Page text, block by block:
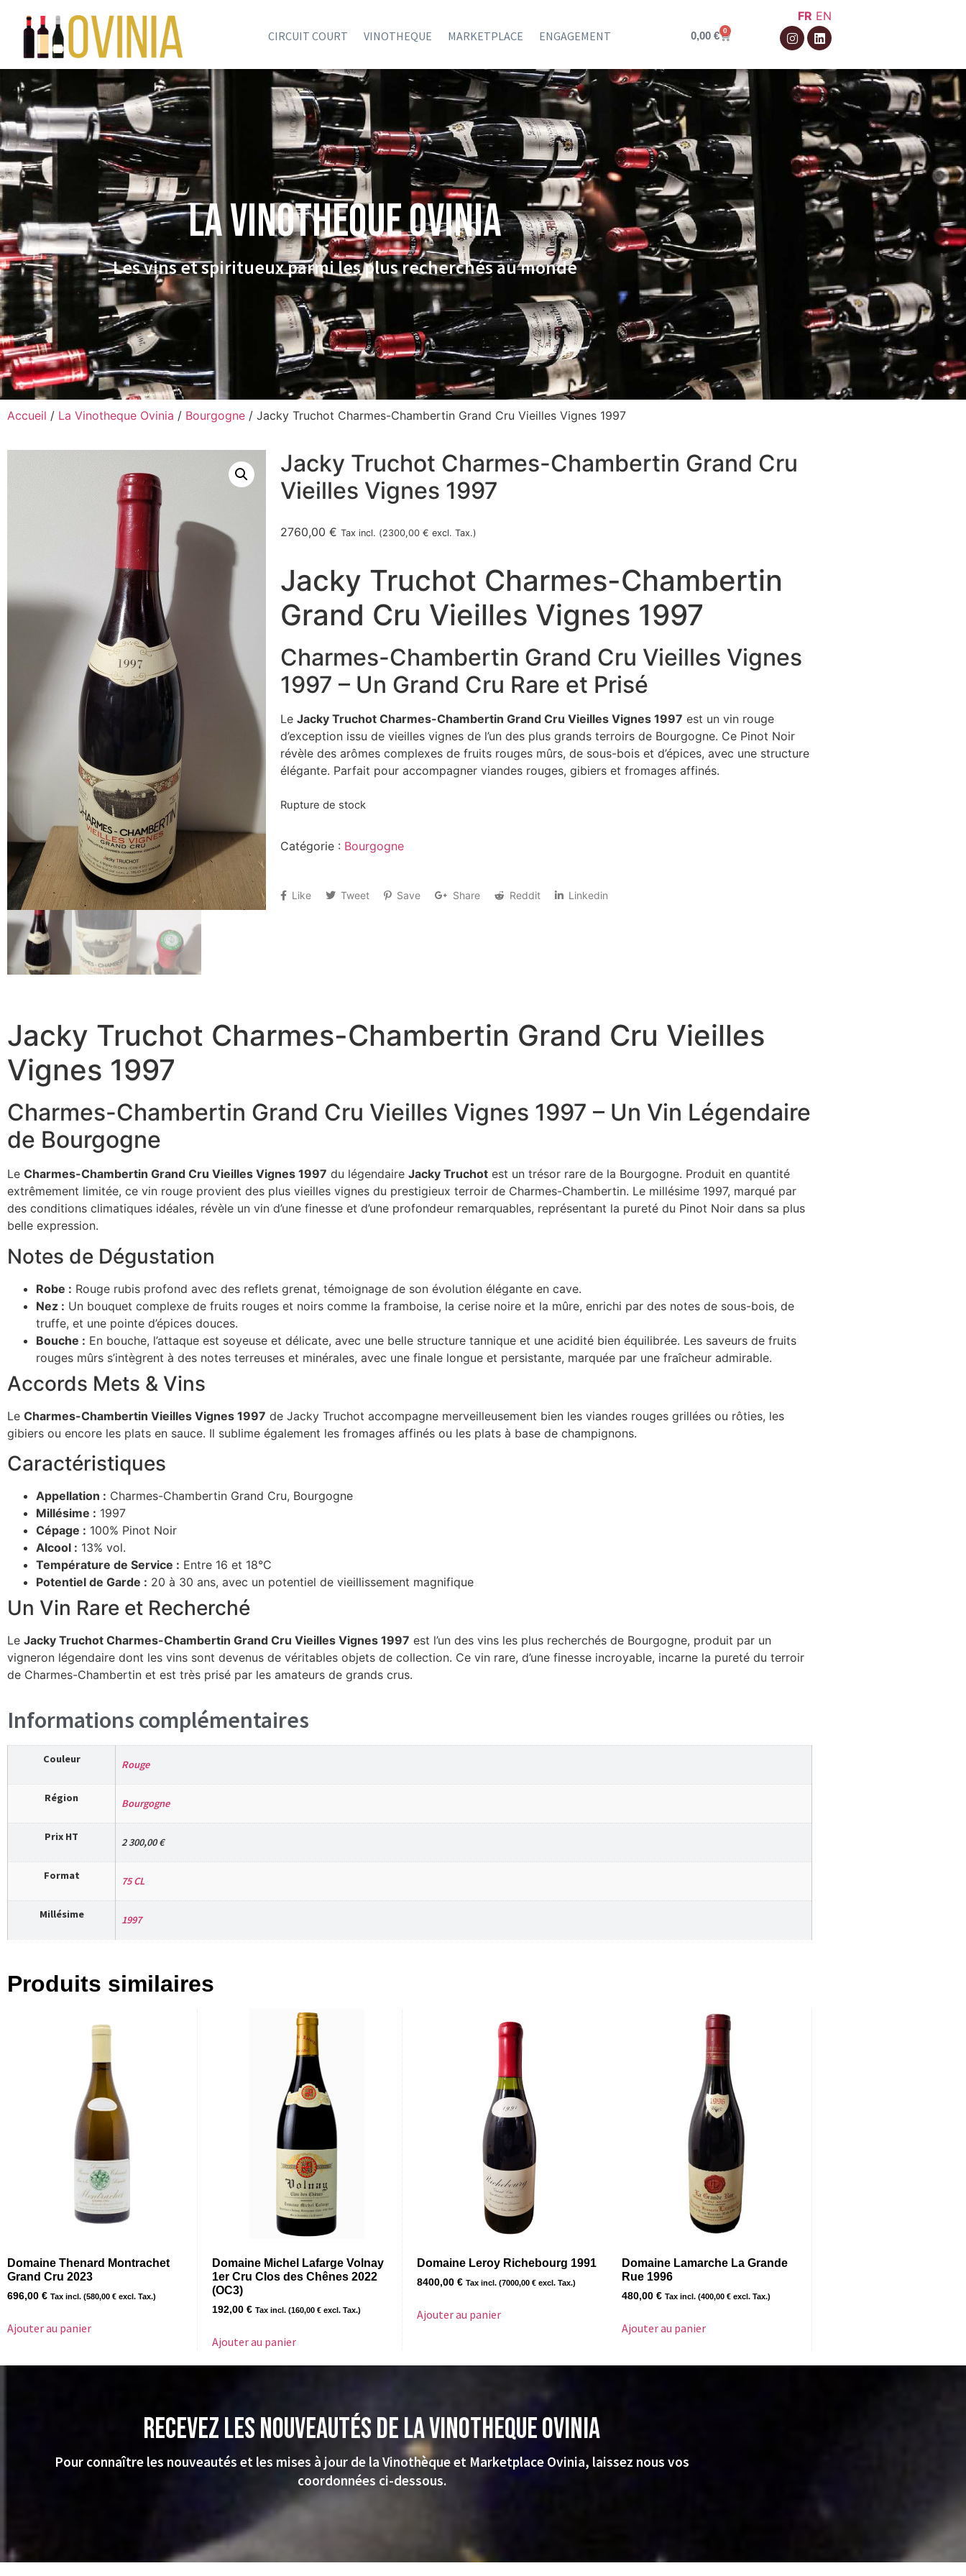
CIRCUIT COURT VINOTHEQUE MARKETPLACE ENGAGEMENT 0,00€ 0
FR EN
La VINOTHEQUE Ovinia
Les vins et spiritueux parmi les plus recherchés au monde
Accueil / La Vinotheque Ovinia / Bourgogne / Jacky Truchot Charmes-Chambertin Grand Cru Vieilles Vignes 1997
Jacky Truchot Charmes-Chambertin Grand Cru
Vieilles Vignes 1997
2760,00 € Tax incl. (2300,00 € excl. Tax.)
Jacky Truchot Charmes-Chambertin
Grand Cru Vieilles Vignes 1997
Charmes-Chambertin Grand Cru Vieilles Vignes
1997 – Un Grand Cru Rare et Prisé
Le Jacky Truchot Charmes-Chambertin Grand Cru Vieilles Vignes 1997 est un vin rouge
d’exception issu de vieilles vignes de l’un des plus grands terroirs de Bourgogne. Ce Pinot Noir
révèle des arômes complexes de fruits rouges mûrs, de sous-bois et d’épices, avec une structure
élégante. Parfait pour accompagner viandes rouges, gibiers et fromages affinés.
Rupture de stock
Catégorie : Bourgogne
Like Tweet Save Share Reddit Linkedin
Jacky Truchot Charmes-Chambertin Grand Cru Vieilles
Vignes 1997
Charmes-Chambertin Grand Cru Vieilles Vignes 1997 – Un Vin Légendaire
de Bourgogne
Le Charmes-Chambertin Grand Cru Vieilles Vignes 1997 du légendaire Jacky Truchot est un trésor rare de la Bourgogne. Produit en quantité
extrêmement limitée, ce vin rouge provient des plus vieilles vignes du prestigieux terroir de Charmes-Chambertin. Le millésime 1997, marqué par
des conditions climatiques idéales, révèle un vin d’une finesse et d’une profondeur remarquables, représentant la pureté du Pinot Noir dans sa plus
belle expression.
Notes de Dégustation
Robe : Rouge rubis profond avec des reflets grenat, témoignage de son évolution élégante en cave.
Nez : Un bouquet complexe de fruits rouges et noirs comme la framboise, la cerise noire et la mûre, enrichi par des notes de sous-bois, de
truffe, et une pointe d’épices douces.
Bouche : En bouche, l’attaque est soyeuse et délicate, avec une belle structure tannique et une acidité bien équilibrée. Les saveurs de fruits
rouges mûrs s’intègrent à des notes terreuses et minérales, avec une finale longue et persistante, marquée par une fraîcheur admirable.
Accords Mets & Vins
Le Charmes-Chambertin Vieilles Vignes 1997 de Jacky Truchot accompagne merveilleusement bien les viandes rouges grillées ou rôties, les
gibiers ou encore les plats en sauce. Il sublime également les fromages affinés ou les plats à base de champignons.
Caractéristiques
Appellation : Charmes-Chambertin Grand Cru, Bourgogne
Millésime : 1997
Cépage : 100% Pinot Noir
Alcool : 13% vol.
Température de Service : Entre 16 et 18°C
Potentiel de Garde : 20 à 30 ans, avec un potentiel de vieillissement magnifique
Un Vin Rare et Recherché
Le Jacky Truchot Charmes-Chambertin Grand Cru Vieilles Vignes 1997 est l’un des vins les plus recherchés de Bourgogne, produit par un
vigneron légendaire dont les vins sont devenus de véritables objets de collection. Ce vin rare, d’une finesse incroyable, incarne la pureté du terroir
de Charmes-Chambertin et est très prisé par les amateurs de grands crus.
Informations complémentaires
Couleur Rouge
Région Bourgogne
Prix HT 2 300,00 €
Format 75 CL
Millésime 1997
Produits similaires
Domaine Thenard Montrachet
Grand Cru 2023
696,00 € Tax incl. (580,00 € excl. Tax.)
Ajouter au panier
Domaine Michel Lafarge Volnay
1er Cru Clos des Chênes 2022
(OC3)
192,00 € Tax incl. (160,00 € excl. Tax.)
Ajouter au panier
Domaine Leroy Richebourg 1991
8400,00 € Tax incl. (7000,00 € excl. Tax.)
Ajouter au panier
Domaine Lamarche La Grande
Rue 1996
480,00 € Tax incl. (400,00 € excl. Tax.)
Ajouter au panier
Recevez les nouveautés de la VINOTHEQUE Ovinia
Pour connaître les nouveautés et les mises à jour de la Vinothèque et Marketplace Ovinia, laissez nous vos
coordonnées ci-dessous.